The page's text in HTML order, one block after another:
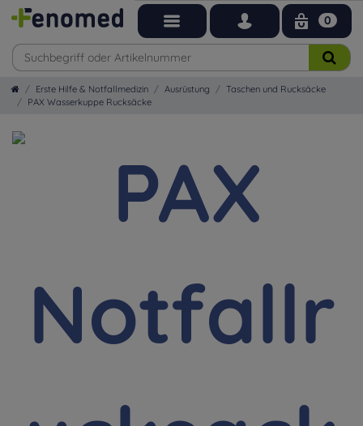
0
Erste Hilfe & Notfallmedizin Ausrüstung
Taschen und Rucksäcke
PAX Wasserkuppe Rucksäcke